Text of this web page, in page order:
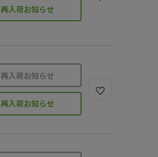
再入荷お知らせ
再入荷お知らせ
再入荷お知らせ